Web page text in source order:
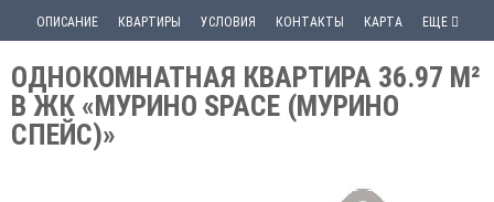
ОПИСАНИЕ КВАРТИРЫ УСЛОВИЯ КОНТАКТЫ КАРТА ЕЩЕ
ОДНОКОМНАТНАЯ КВАРТИРА 36.97 М²
В ЖК «МУРИНО SPACE (МУРИНО
СПЕЙС)»